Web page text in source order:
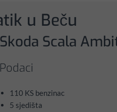
u Beču
Skoda Scala
Podaci
110 KS benzinac
5 sjedišta